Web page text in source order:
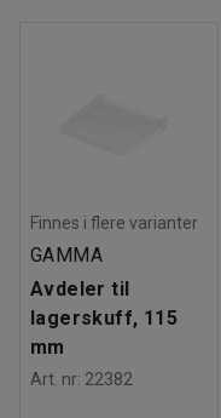
Finnes i flere varianter
GAMMA
Avdeler til
lagerskuff, 115
mm
Art. nr: 22382